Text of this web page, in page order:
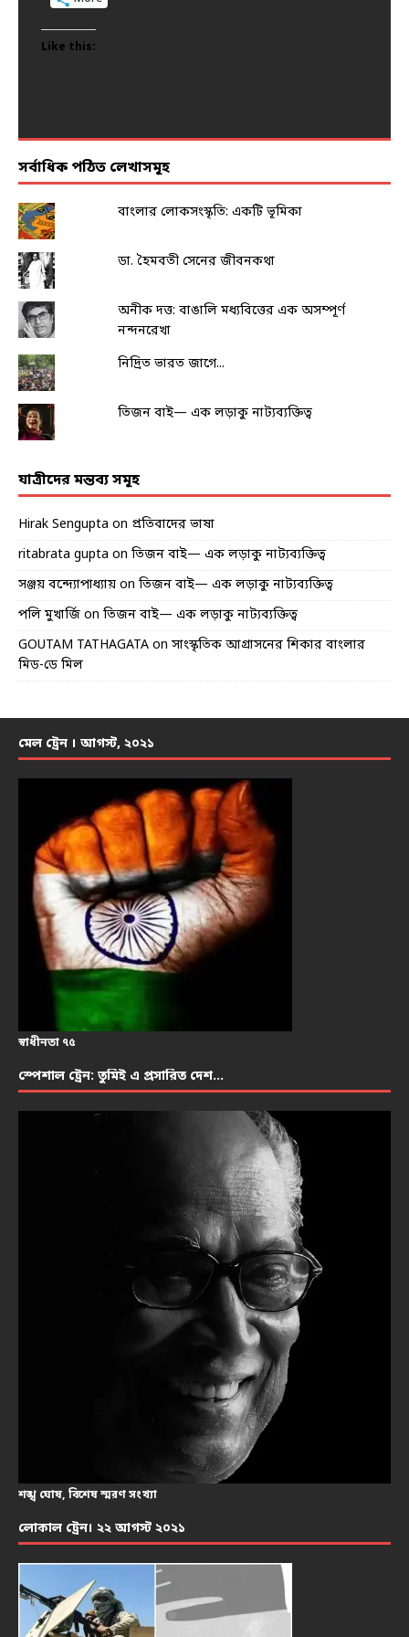
Like this:
Like this:
Like this:
Like this:
Like this:
সর্বাধিক পঠিত লেখাসমূহ
বাংলার লোকসংস্কৃতি: একটি ভূমিকা
ডা. হৈমবতী সেনের জীবনকথা
অনীক দত্ত: বাঙালি মধ্যবিত্তের এক অসম্পূর্ণ
নন্দনরেখা
নিদ্রিত ভারত জাগে...
তিজন বাই— এক লড়াকু নাট্যব্যক্তিত্ব
যাত্রীদের মন্তব্য সমূহ
Hirak Sengupta on প্রতিবাদের ভাষা
ritabrata gupta on তিজন বাই— এক লড়াকু নাট্যব্যক্তিত্ব
সঞ্জয় বন্দ্যোপাধ্যায় on তিজন বাই— এক লড়াকু নাট্যব্যক্তিত্ব
পলি মুখার্জি on তিজন বাই— এক লড়াকু নাট্যব্যক্তিত্ব
GOUTAM TATHAGATA on সাংস্কৃতিক আগ্রাসনের শিকার বাংলার
মিড-ডে মিল
মেল ট্রেন । আগস্ট, ২০২১
স্বাধীনতা ৭৫
স্পেশাল ট্রেন: তুমিই এ প্রসারিত দেশ…
শঙ্খ ঘোষ, বিশেষ স্মরণ সংখ্যা
লোকাল ট্রেন। ২২ আগস্ট ২০২১